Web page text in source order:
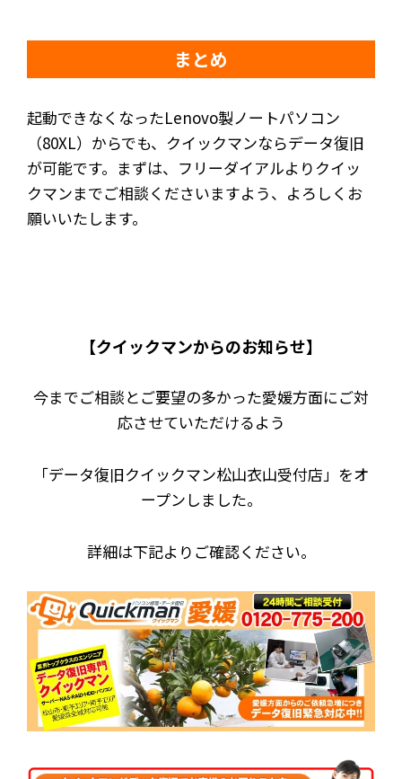
まとめ
起動できなくなったLenovo製ノートパソコン
（80XL）からでも、クイックマンならデータ復旧
が可能です。まずは、フリーダイアルよりクイッ
クマンまでご相談くださいますよう、よろしくお
願いいたします。
【クイックマンからのお知らせ】
今までご相談とご要望の多かった愛媛方面にご対
応させていただけるよう
「データ復旧クイックマン松山衣山受付店」をオ
ープンしました。
詳細は下記よりご確認ください。